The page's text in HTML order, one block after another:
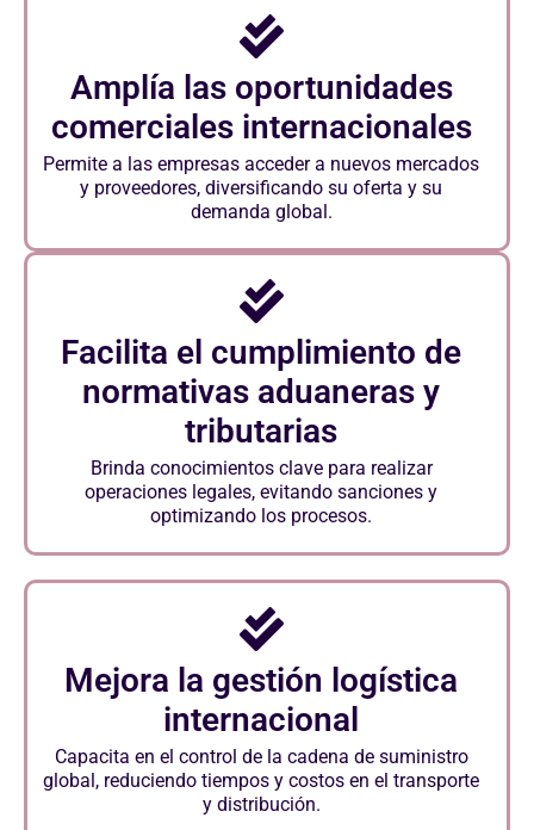
Amplía las oportunidades
comerciales internacionales
Permite a las empresas acceder a nuevos mercados
y proveedores, diversificando su oferta y su
demanda global.
Facilita el cumplimiento de
normativas aduaneras y
tributarias
Brinda conocimientos clave para realizar
operaciones legales, evitando sanciones y
optimizando los procesos.
Mejora la gestión logística
internacional
Capacita en el control de la cadena de suministro
global, reduciendo tiempos y costos en el transporte
y distribución.